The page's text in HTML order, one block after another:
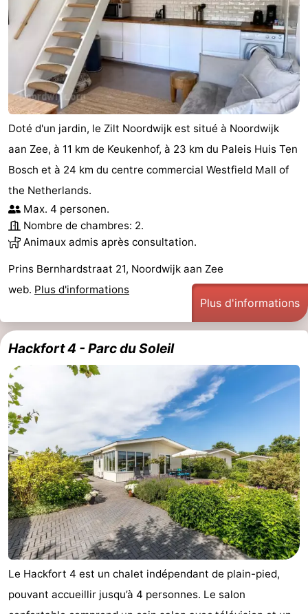
Doté d'un jardin, le Zilt Noordwijk est situé à Noordwijk
aan Zee, à 11 km de Keukenhof, à 23 km du Paleis Huis Ten
Bosch et à 24 km du centre commercial Westfield Mall of
the Netherlands.
Max. 4 personen.
Nombre de chambres: 2.
Animaux admis après consultation.
Prins Bernhardstraat 21, Noordwijk aan Zee
web. Plus d'informations
Plus d'informations
Hackfort 4 - Parc du Soleil
Le Hackfort 4 est un chalet indépendant de plain-pied,
pouvant accueillir jusqu’à 4 personnes. Le salon